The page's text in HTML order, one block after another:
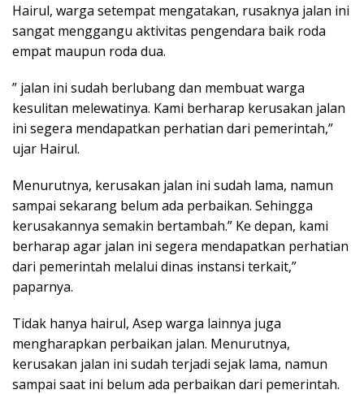
Hairul, warga setempat mengatakan, rusaknya jalan ini
sangat menggangu aktivitas pengendara baik roda
empat maupun roda dua.
” jalan ini sudah berlubang dan membuat warga
kesulitan melewatinya. Kami berharap kerusakan jalan
ini segera mendapatkan perhatian dari pemerintah,”
ujar Hairul.
Menurutnya, kerusakan jalan ini sudah lama, namun
sampai sekarang belum ada perbaikan. Sehingga
kerusakannya semakin bertambah.” Ke depan, kami
berharap agar jalan ini segera mendapatkan perhatian
dari pemerintah melalui dinas instansi terkait,”
paparnya.
Tidak hanya hairul, Asep warga lainnya juga
mengharapkan perbaikan jalan. Menurutnya,
kerusakan jalan ini sudah terjadi sejak lama, namun
sampai saat ini belum ada perbaikan dari pemerintah.